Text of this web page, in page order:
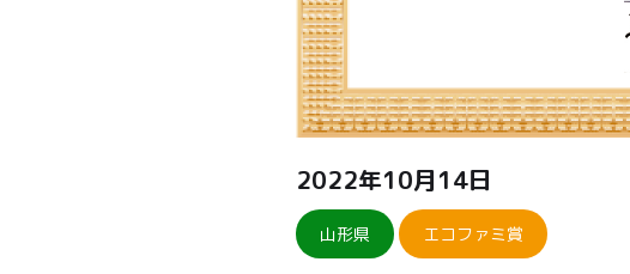
2022年10月14日
山形県 エコファミ賞